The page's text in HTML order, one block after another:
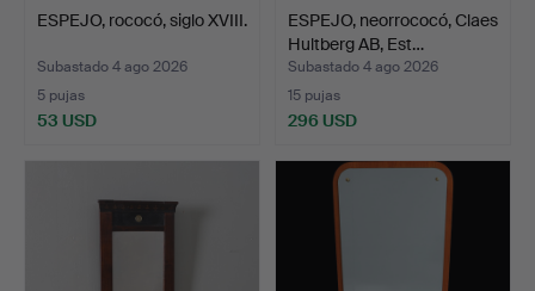
ESPEJO, rococó, siglo XVIII.
Subastado 4 ago 2026
5 pujas
53 USD
ESPEJO, neorrococó, Claes
Hultberg AB, Est…
Subastado 4 ago 2026
15 pujas
296 USD